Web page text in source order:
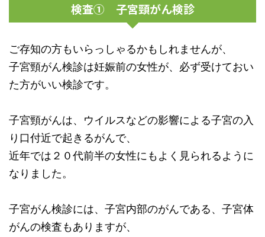
検査① 子宮頸がん検診
ご存知の方もいらっしゃるかもしれませんが、
子宮頸がん検診は妊娠前の女性が、必ず受けておい
た方がいい検診です。
子宮頸がんは、ウイルスなどの影響による子宮の入
り口付近で起きるがんで、
近年では２０代前半の女性にもよく見られるように
なりました。
子宮がん検診には、子宮内部のがんである、子宮体
がんの検査もありますが、